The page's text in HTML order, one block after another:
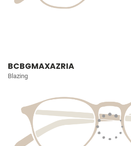
BCBGMAXAZRIA
Blazing